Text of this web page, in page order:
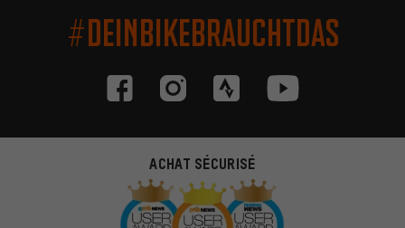
#DEINBIKEBRAUCHTDAS
ACHAT SÉCURISÉ